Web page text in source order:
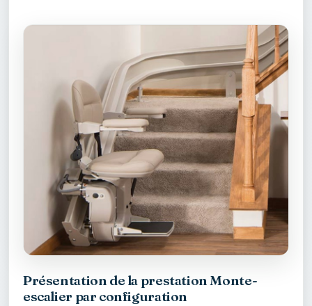
Présentation de la prestation Monte-
escalier par configuration